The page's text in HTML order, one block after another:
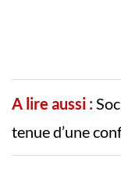
A lire aussi :
tenue d’une